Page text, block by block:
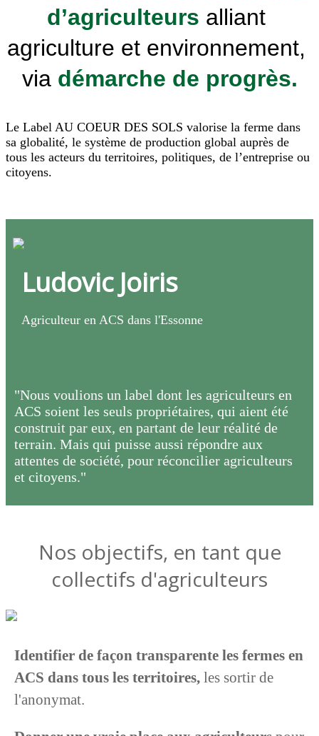
d’agriculteurs alliant
agriculture et environnement,
via démarche de progrès.
Le Label AU COEUR DES SOLS valorise la ferme dans
sa globalité, le système de production global auprès de
tous les acteurs du territoires, politiques, de l’entreprise ou
citoyens.
Ludovic Joiris
Agriculteur en ACS dans l'Essonne
"Nous voulions un label dont les agriculteurs en
ACS soient les seuls propriétaires, qui aient été
construit par eux, en partant de leur réalité de
terrain. Mais qui puisse aussi répondre aux
attentes de société, pour réconcilier agriculteurs
et citoyens."
Nos objectifs, en tant que
collectifs d'agriculteurs
Identifier de façon transparente les fermes en
ACS dans tous les territoires, les sortir de
l'anonymat.